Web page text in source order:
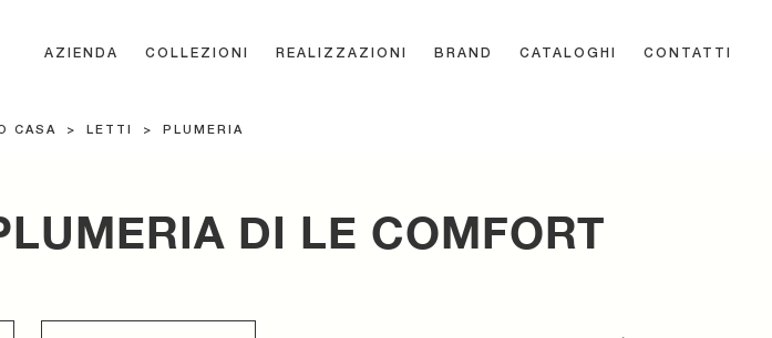
AZIENDA COLLEZIONI REALIZZAZIONI BRAND CATALOGHI CONTATTI
CASA > LETTI > PLUMERIA
DI LE COMFORT